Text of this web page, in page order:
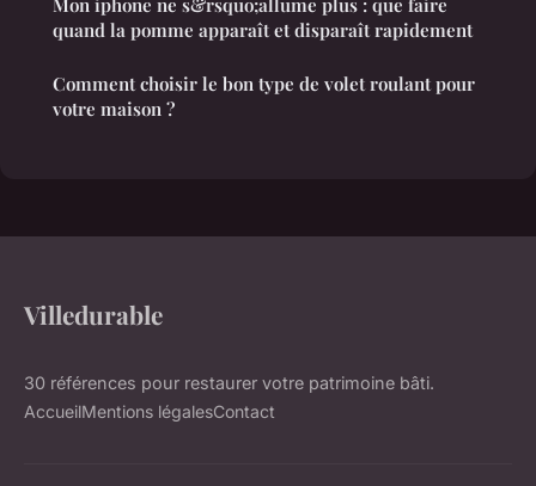
Mon iphone ne s&rsquo;allume plus : que faire
quand la pomme apparaît et disparaît rapidement
Comment choisir le bon type de volet roulant pour
votre maison ?
Villedurable
30 références pour restaurer votre patrimoine bâti.
AccueilMentions légalesContact